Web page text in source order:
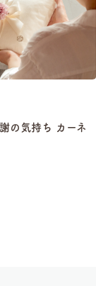
の気持ち カーネ